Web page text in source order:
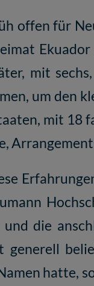
offen für
mit
um den
mit 18
die
hatte,